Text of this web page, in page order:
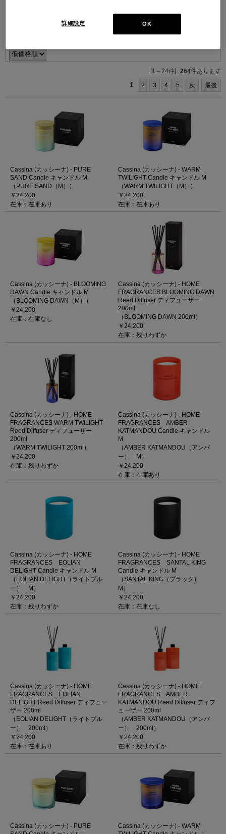
[1～24件] 264件あります
1 2 3 4 5 次 最後
Cassina (カッシーナ) - PURE
SAND Candle キャンドル M
（PURE SAND（M））
￥24,200
在庫：在庫あり
Cassina (カッシーナ) - WARM
TWILIGHT Candle キャンドル M
（WARM TWILIGHT（M））
￥24,200
在庫：在庫あり
Cassina (カッシーナ) - BLOOMING
DAWN Candle キャンドル M
（BLOOMING DAWN（M））
￥24,200
在庫：在庫なし
Cassina (カッシーナ) - HOME
FRAGRANCES BLOOMING DAWN
Reed Diffuser ディフューザー
200ml
（BLOOMING DAWN 200ml）
￥24,200
在庫：残りわずか
Cassina (カッシーナ) - HOME
FRAGRANCES WARM TWILIGHT
Reed Diffuser ディフューザー
200ml
（WARM TWILIGHT 200ml）
￥24,200
在庫：残りわずか
Cassina (カッシーナ) - HOME
FRAGRANCES AMBER
KATMANDOU Candle キャンドル
M
（AMBER KATMANDOU（アンバ
ー） M）
￥24,200
在庫：在庫あり
Cassina (カッシーナ) - HOME
FRAGRANCES EOLIAN
DELIGHT Candle キャンドル M
（EOLIAN DELIGHT（ライトブル
ー） M）
￥24,200
在庫：残りわずか
Cassina (カッシーナ) - HOME
FRAGRANCES SANTAL KING
Candle キャンドル M
（SANTAL KING（ブラック）
M）
￥24,200
在庫：在庫なし
Cassina (カッシーナ) - HOME
FRAGRANCES EOLIAN
DELIGHT Reed Diffuser ディフュー
ザー 200ml
（EOLIAN DELIGHT（ライトブル
ー） 200ml）
￥24,200
在庫：在庫あり
Cassina (カッシーナ) - HOME
FRAGRANCES AMBER
KATMANDOU Reed Diffuser ディフ
ューザー 200ml
（AMBER KATMANDOU（アンバ
ー） 200ml）
￥24,200
在庫：残りわずか
Cassina (カッシーナ) - PURE
Cassina (カッシーナ) - WARM
OK
詳細設定